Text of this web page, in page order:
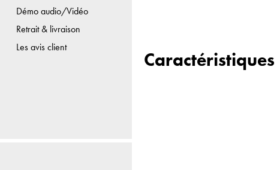
Démo audio/Vidéo
Retrait & livraison
Les avis client
Caractéristiques